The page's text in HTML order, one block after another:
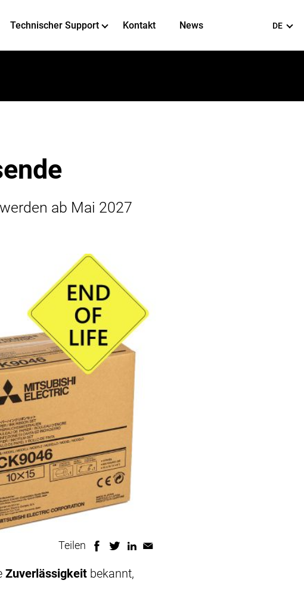
DE
Technischer Support Kontakt News
ab Mai 2027
Teilen
Zuverlässigkeitbekannt,